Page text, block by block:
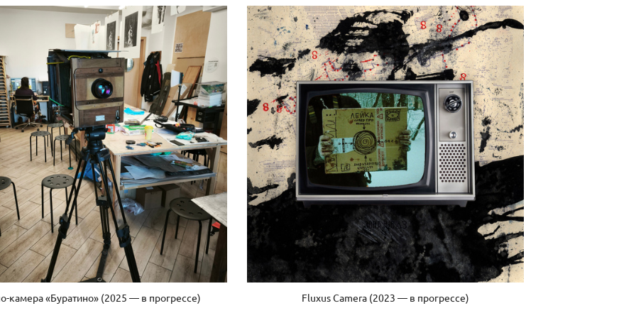
камера «Буратино» (2025 — в прогрессе) Fluxus Camera (2023 — в прогрессе)